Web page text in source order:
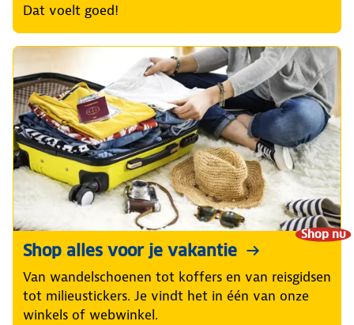
Dat voelt goed!
Shop nu
Shop alles voor je vakantie
Van wandelschoenen tot koffers en van reisgidsen
tot milieustickers. Je vindt het in één van onze
winkels of webwinkel.